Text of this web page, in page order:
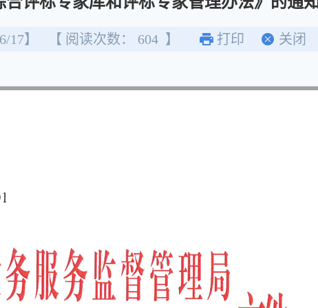
17】 【 阅读次数： 604 】 打印 关闭